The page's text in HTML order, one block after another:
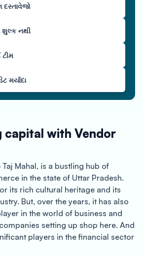
શુલ્ક નથી
ટીમ
મર્યાદા
capital with Vendor
Mahal, is a bustling hub of
in the state of Uttar Pradesh.
its rich cultural heritage and its
But, over the years, it has also
in the world of business and
setting up shop here. And
players in the financial sector